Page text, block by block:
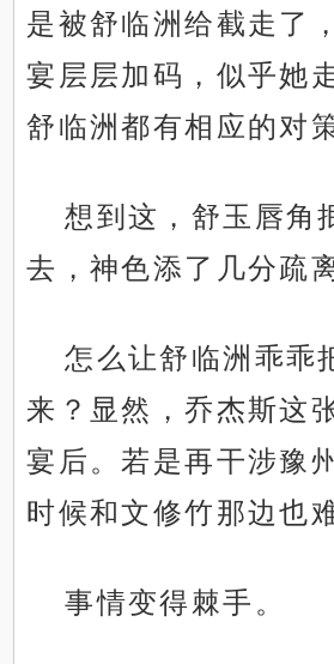
是被舒临洲给截走了
宴层层加码，似乎她
舒临洲都有相应的对策
想到这，舒玉唇角
去，神色添了几分疏
怎么让舒临洲乖乖
来？显然，乔杰斯这
宴后。若是再干涉豫
时候和文修竹那边也
事情变得棘手。